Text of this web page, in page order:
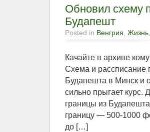
Обновил схему
Будапешт
Posted in Венгрия, Жизнь,
Качайте в архиве
Схема и рассписание
Будапешта в Минск и
сильно прыгает курс.
границы из
границу — 500-1000
до […]